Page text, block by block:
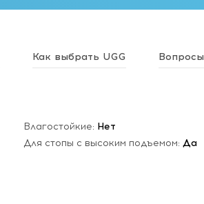
Как выбрать UGG Вопросы
Влагостойкие: Нет
Для стопы с высоким подъемом: Да